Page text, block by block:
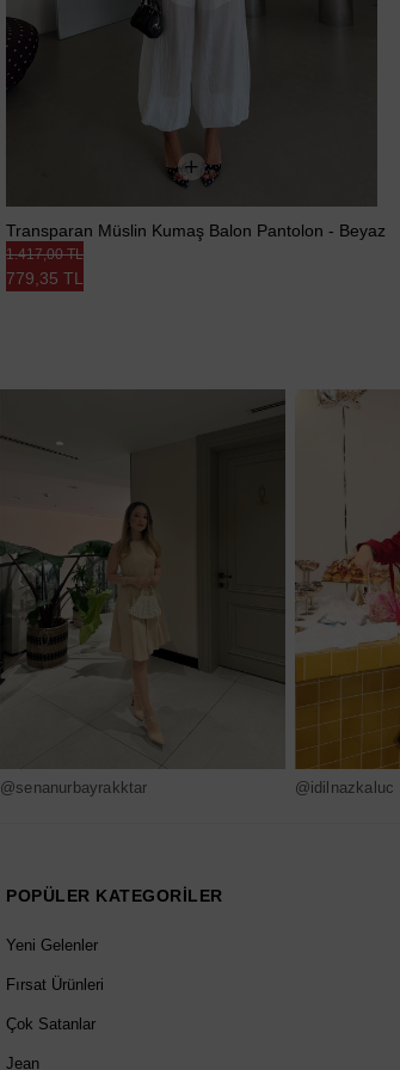
Transparan Müslin Kumaş Balon Pantolon - Beyaz
779,35 TL
1.417,00 TL
@senanurbayrakktar @idilnazkaluc
POPÜLER KATEGORİLER
Yeni Gelenler
Fırsat Ürünleri
Çok Satanlar
Jean